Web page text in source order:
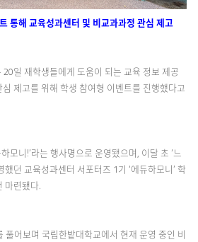
통해 교육성과센터 및 비교과과정 관심 제고
일 재학생들에게 도움이 되는 교육 정보 제공
제고를 위해 학생 참여형 이벤트를 진행했다고
모니!’라는 행사명으로 운영됐으며, 이달 초 ‘느
했던 교육성과센터 서포터즈 1기 ‘에듀하모니’ 학
마련됐다.
어보며 국립한밭대학교에서 현재 운영 중인 비